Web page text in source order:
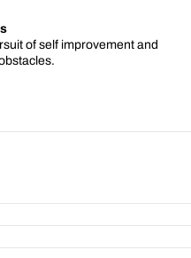
of self improvement and